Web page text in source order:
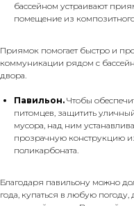
бассейном устраивают
помещение из
Приямок помогает быстро и
коммуникации рядом с
двора.
Павильон. Чтобы
питомцев, защитить
мусора, над ним
прозрачную конструкцию
поликарбоната.
Благодаря павильону можно
года, купаться в любую